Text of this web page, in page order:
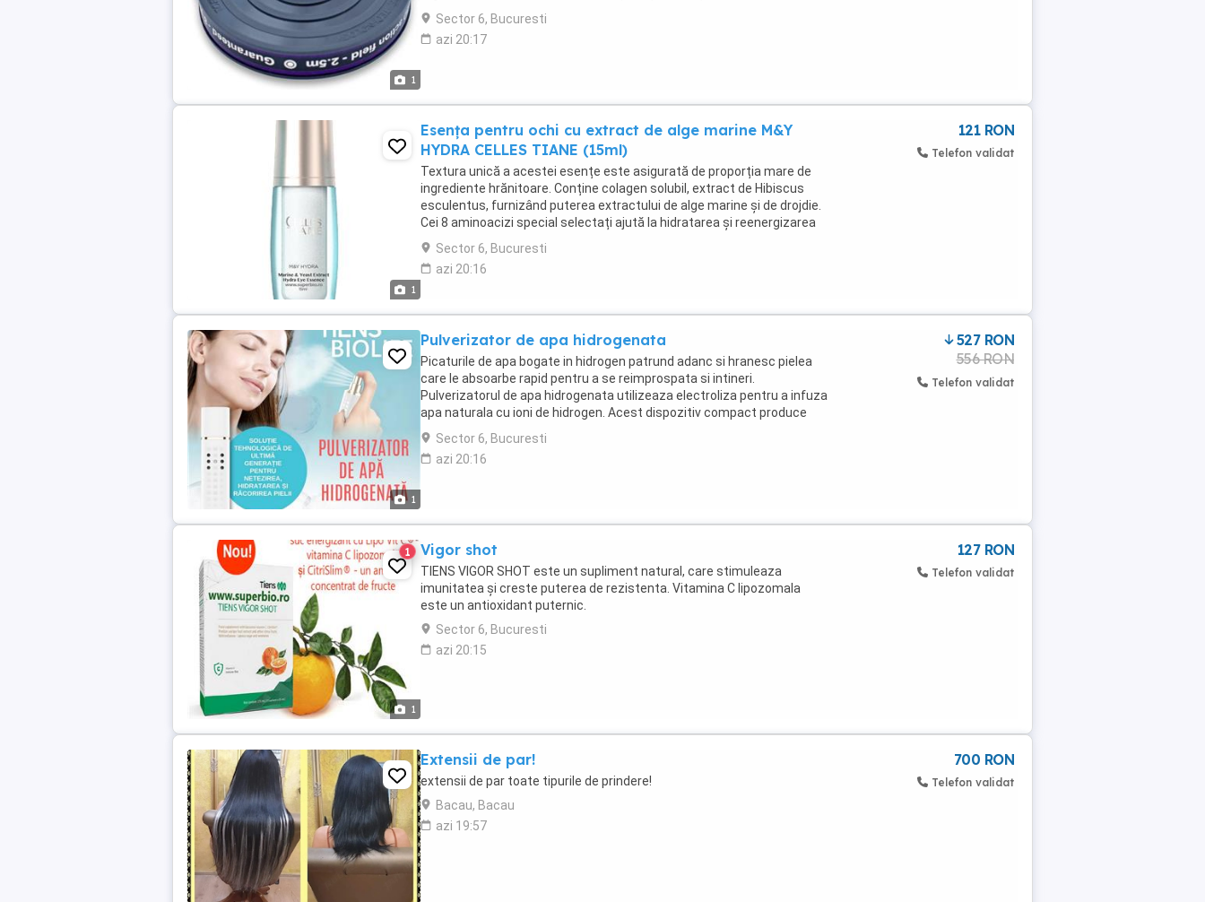
1
daunatoare sanatatii. TORSER ORIGINAL Echilibreaza ...
Sector 6, Bucuresti
azi 20:17
1
Esența pentru ochi cu extract de alge marine M&Y
HYDRA CELLES TIANE (15ml)
Textura unică a acestei esențe este asigurată de proporția mare de
ingrediente hrănitoare. Conține colagen solubil, extract de Hibiscus
esculentus, furnizând puterea extractului de alge marine și de drojdie.
Cei 8 aminoacizi special selectați ajută la hidratarea și reenergizarea
zonei ochilor, stimulează ...
Sector 6, Bucuresti
azi 20:16
121 RON
Telefon validat
1
Pulverizator de apa hidrogenata
Picaturile de apa bogate in hidrogen patrund adanc si hranesc pielea
care le absoarbe rapid pentru a se reimprospata si intineri.
Pulverizatorul de apa hidrogenata utilizeaza electroliza pentru a infuza
apa naturala cu ioni de hidrogen. Acest dispozitiv compact produce
apa hidrogenata in doar doua minute. Hidrogenul ...
Sector 6, Bucuresti
azi 20:16
527 RON
556 RON
Telefon validat
1
1 Vigor shot
TIENS VIGOR SHOT este un supliment natural, care stimuleaza
imunitatea și creste puterea de rezistenta. Vitamina C lipozomala
este un antioxidant puternic.
Sector 6, Bucuresti
azi 20:15
127 RON
Telefon validat
Extensii de par!
extensii de par toate tipurile de prindere!
Bacau, Bacau
azi 19:57
700 RON
Telefon validat